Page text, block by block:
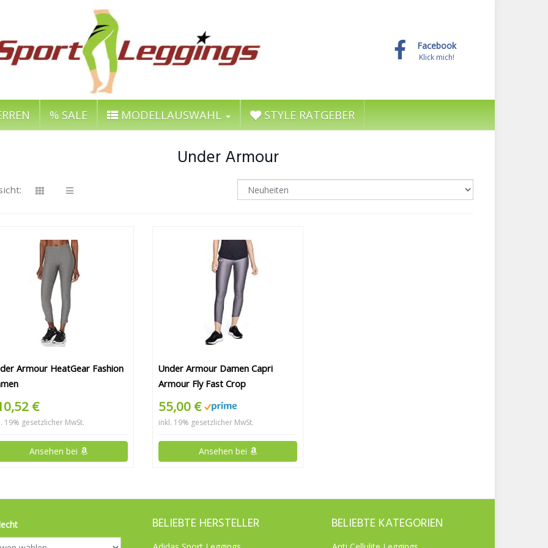
Facebook
Klick mich!
% SALE MODELLAUSWAHL STYLE RATGEBER
Under Armour
Armour HeatGear Fashion
€
19% gesetzlicher MwSt.
Ansehen bei
Under Armour Damen Capri
Armour Fly Fast Crop
55,00 €
inkl. 19% gesetzlicher MwSt.
Ansehen bei
BELIEBTE HERSTELLER BELIEBTE KATEGORIEN